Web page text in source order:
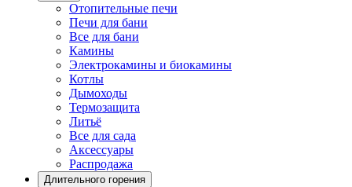
Отопительные печи
Печи для бани
Все для бани
Камины
Электрокамины и биокамины
Котлы
Дымоходы
Термозащита
Литьё
Все для сада
Аксессуары
Распродажа
Длительного горения